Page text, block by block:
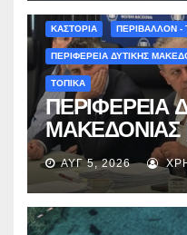
ΚΑΣΤΟΡΙΑ ΠΕΡΙΒΑΛΛΟΝ -
ΠΕΡΙΦΕΡΕΙΑ ΔΥΤΙΚΗΣ
ΤΟΠΙΚΑ
ΠΕΡΙΦΕΡΕΙΑ
ΜΑΚΕΔΟΝΙΑΣ
Αμανατίδης
Νεστορίου:
γίνεται πράξη
ΑΥΓ 5, 2026